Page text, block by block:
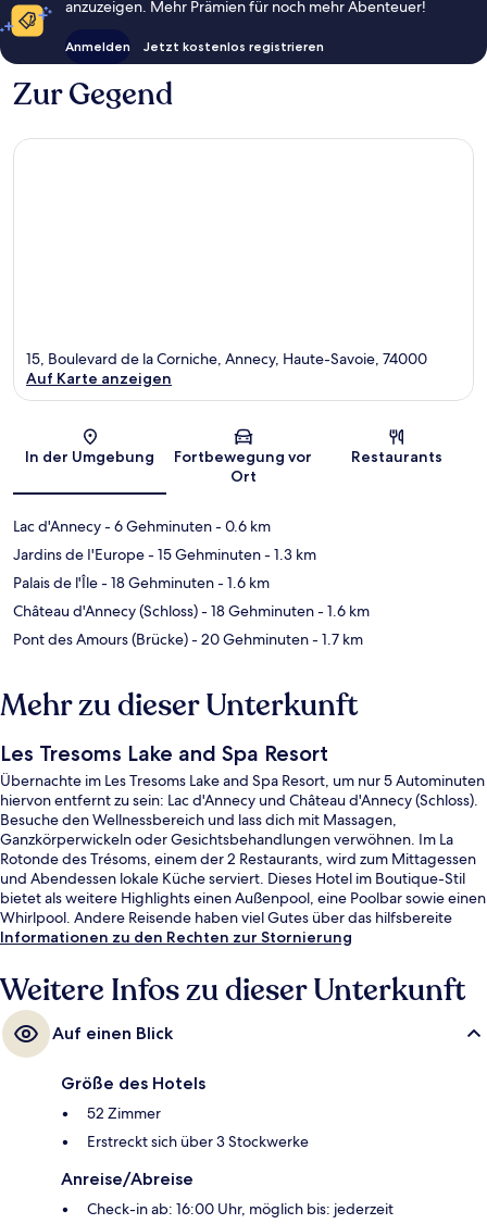
anzuzeigen. Mehr Prämien für noch mehr Abenteuer!
Anmelden Jetzt kostenlos registrieren
Zur Gegend
Karte
15, Boulevard de la Corniche, Annecy, Haute-Savoie, 74000
Auf Karte anzeigen
In der Umgebung
Fortbewegung vor
Ort
Restaurants
Lac d'Annecy- 6 Gehminuten- 0.6 km
Jardins de I'Europe- 15 Gehminuten- 1.3 km
Palais de l'Île- 18 Gehminuten- 1.6 km
Château d'Annecy (Schloss)- 18 Gehminuten- 1.6 km
Pont des Amours (Brücke)- 20 Gehminuten- 1.7 km
Mehr zu dieser Unterkunft
Les Tresoms Lake and Spa Resort
Übernachte im Les Tresoms Lake and Spa Resort, um nur 5 Autominuten
hiervon entfernt zu sein: Lac d'Annecy und Château d'Annecy (Schloss).
Besuche den Wellnessbereich und lass dich mit Massagen,
Ganzkörperwickeln oder Gesichtsbehandlungen verwöhnen. Im La
Rotonde des Trésoms, einem der 2 Restaurants, wird zum Mittagessen
und Abendessen lokale Küche serviert. Dieses Hotel im Boutique-Stil
bietet als weitere Highlights einen Außenpool, eine Poolbar sowie einen
Whirlpool. Andere Reisende haben viel Gutes über das hilfsbereite
Personal zu berichten.
Informationen zu den Rechten zur Stornierung
Weitere Infos zu dieser Unterkunft
Auf einen Blick
Größe des Hotels
52 Zimmer
Erstreckt sich über 3 Stockwerke
Anreise/Abreise
Check-in ab: 16:00 Uhr, möglich bis: jederzeit